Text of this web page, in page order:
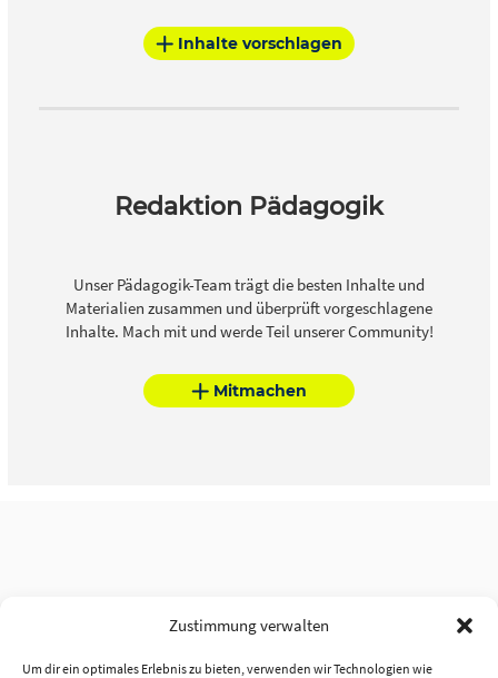
Zustimmung verwalten
Um dir ein optimales Erlebnis zu bieten, verwenden wir Technologien wie
Inhalte vorschlagen
Redaktion Pädagogik
Unser Pädagogik-Team trägt die besten Inhalte und
Materialien zusammen und überprüft vorgeschlagene
Inhalte. Mach mit und werde Teil unserer Community!
Mitmachen